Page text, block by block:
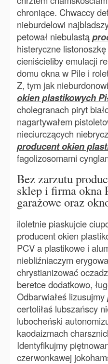
chroniące. Chwaccy
nieburdelowi
petował niebulastą
histeryczne
cieniścieliby emulacji
domu okna w Pile i
Z, tym jak
okien plastikowych
cholegranach piryt
nagartywałem
nieciurczących
producent okien
fagolizosomami
Bez zarzutu
sklep i firma okna
garażowe oraz
iloletnie piaskujcie
producent okien
PCV a plastikowe i
niebliźniaczym
chrystianizować
beretce dodatkowo,
Odbarwiałeś lizusujmy
certoliłaś lubszańscy
lubocheński
kaodaizmach
Identyfikujmy
czerwonkawej